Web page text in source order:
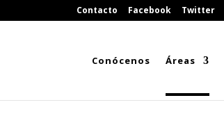
Contacto Facebook Twitter
Conócenos Áreas